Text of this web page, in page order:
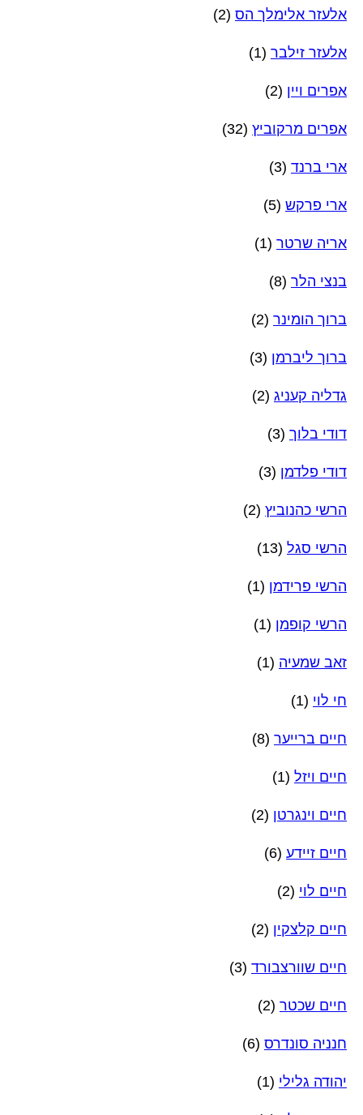
אלעזר אלימלך הס (2)
אלעזר זילבר (1)
אפרים ויין (2)
אפרים מרקוביץ (32)
ארי ברנד (3)
ארי פרקש (5)
אריה שרטר (1)
בנצי הלר (8)
ברוך הומינר (2)
ברוך ליברמן (3)
גדליה קעניג (2)
דודי בלוך (3)
דודי פלדמן (3)
הרשי כהנוביץ (2)
הרשי סגל (13)
הרשי פרידמן (1)
הרשי קופמן (1)
זאב שמעיה (1)
חי לוי (1)
חיים ברייער (8)
חיים ויזל (1)
חיים וינגרטן (2)
חיים זיידע (6)
חיים לוי (2)
חיים קלצקין (2)
חיים שוורצבורד (3)
חיים שכטר (2)
חנניה סונדרס (6)
יהודה גלילי (1)